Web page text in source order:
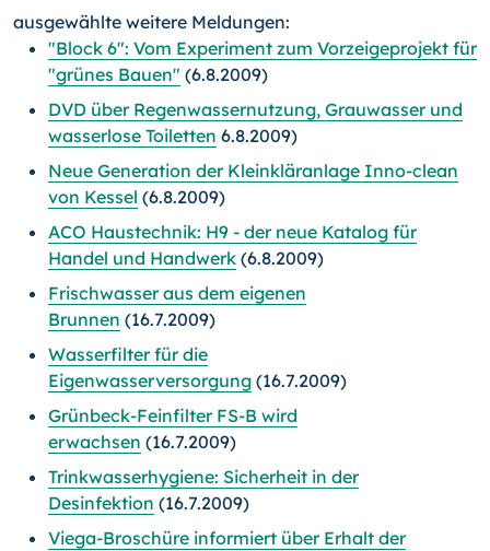
ausgewählte weitere Meldungen:
"Block 6": Vom Experiment zum Vorzeigeprojekt für
"grünes Bauen" (6.8.2009)
DVD über Regenwassernutzung, Grauwasser und
wasserlose Toiletten 6.8.2009)
Neue Generation der Kleinkläranlage Inno-clean
von Kessel (6.8.2009)
ACO Haustechnik: H9 - der neue Katalog für
Handel und Handwerk (6.8.2009)
Frischwasser aus dem eigenen
Brunnen (16.7.2009)
Wasserfilter für die
Eigenwasserversorgung (16.7.2009)
Grünbeck-Feinfilter FS-B wird
erwachsen (16.7.2009)
Trinkwasserhygiene: Sicherheit in der
Desinfektion (16.7.2009)
Viega-Broschüre informiert über Erhalt der